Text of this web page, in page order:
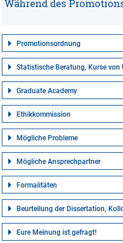
Während des
Promotionsordnung
Statistische Beratung, Kurse
Graduate Academy
Ethikkommission
Mögliche Probleme
Mögliche Ansprechpartner
Formalitäten
Beurteilung der Dissertation,
Eure Meinung ist gefragt!